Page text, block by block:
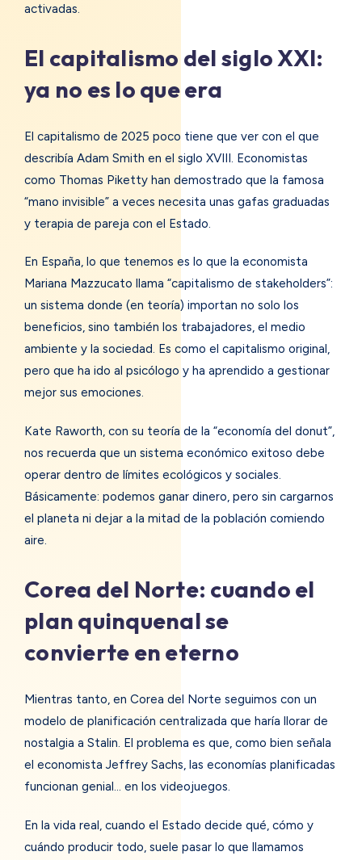
activadas.
El capitalismo del siglo XXI:
ya no es lo que era
El capitalismo de 2025 poco tiene que ver con el que
describía Adam Smith en el siglo XVIII. Economistas
como Thomas Piketty han demostrado que la famosa
“mano invisible” a veces necesita unas gafas graduadas
y terapia de pareja con el Estado.
En España, lo que tenemos es lo que la economista
Mariana Mazzucato llama “capitalismo de stakeholders”:
un sistema donde (en teoría) importan no solo los
beneficios, sino también los trabajadores, el medio
ambiente y la sociedad. Es como el capitalismo original,
pero que ha ido al psicólogo y ha aprendido a gestionar
mejor sus emociones.
Kate Raworth, con su teoría de la “economía del donut”,
nos recuerda que un sistema económico exitoso debe
operar dentro de límites ecológicos y sociales.
Básicamente: podemos ganar dinero, pero sin cargarnos
el planeta ni dejar a la mitad de la población comiendo
aire.
Corea del Norte: cuando el
plan quinquenal se
convierte en eterno
Mientras tanto, en Corea del Norte seguimos con un
modelo de planificación centralizada que haría llorar de
nostalgia a Stalin. El problema es que, como bien señala
el economista Jeffrey Sachs, las economías planificadas
funcionan genial… en los videojuegos.
En la vida real, cuando el Estado decide qué, cómo y
cuándo producir todo, suele pasar lo que llamamos